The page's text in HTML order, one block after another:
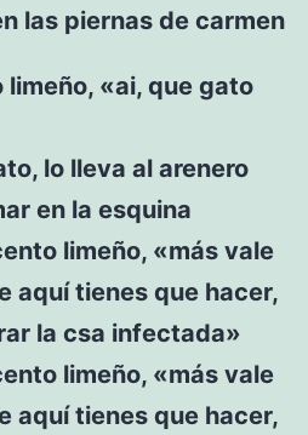
las piernas de carmen
«ai, que gato
lo lleva al arenero
en la esquina
limeño, «más vale
aquí tienes que hacer,
la csa infectada»
limeño, «más vale
aquí tienes que hacer,